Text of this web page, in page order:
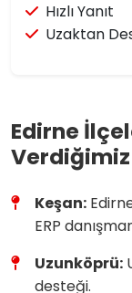
Hızlı Yanıt
Uzaktan
Edirne
Keşan:
ERP
Uzunköprü:
desteği.